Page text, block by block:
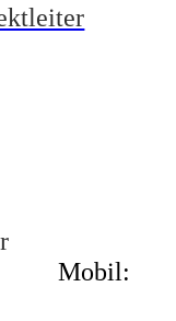
22
25
11 Mobil: